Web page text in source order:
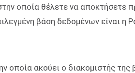
οποία θέλετε να αποκτήσετε
βάση δεδομένων είναι η
οποία ακούει ο διακομιστής